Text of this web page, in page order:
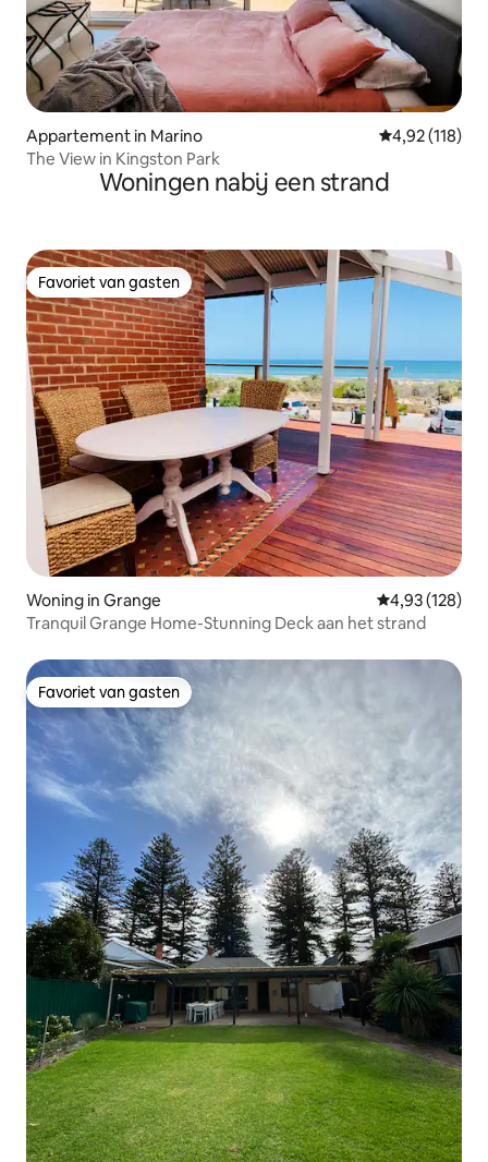
Appartement in Marino Gemiddelde
4,92 (118)
The View in Kingston Park
Woningen nabij een strand
Favoriet van gasten
Favoriet van gasten
Woning in Grange Gemiddelde
4,93 (128)
Tranquil Grange Home-Stunning Deck aan het strand
Favoriet van gasten
Favoriet van gasten